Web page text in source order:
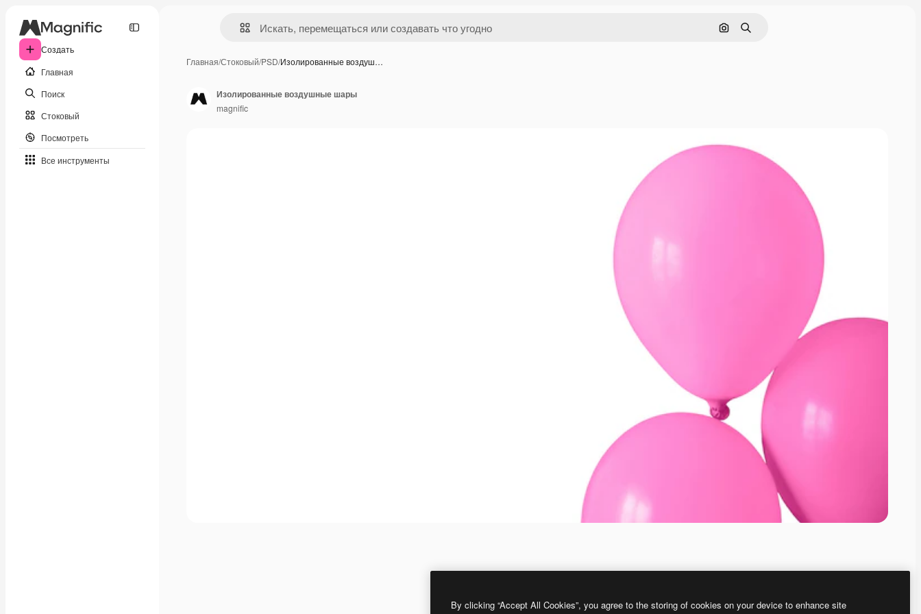
Создать
Главная
Поиск
Стоковый
Посмотреть
Все инструменты
Поиск по изображению
Поиск
Главная/Стоковый/PSD/Изолированные воздуш…
Изолированные воздушные шары
magnific
By clicking “Accept All Cookies”, you agree to the storing of cookies on your device to enhance site